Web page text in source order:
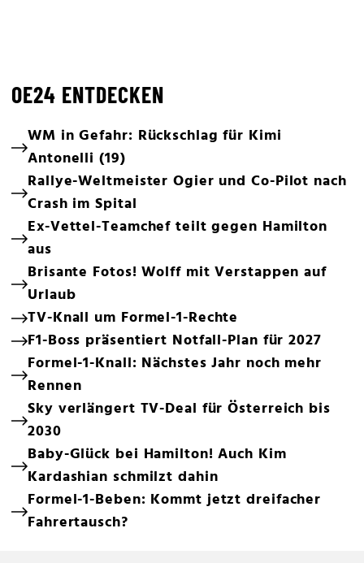
OE24 ENTDECKEN
WM in Gefahr: Rückschlag für Kimi
Antonelli (19)
Rallye-Weltmeister Ogier und Co-Pilot nach
Crash im Spital
Ex-Vettel-Teamchef teilt gegen Hamilton
aus
Brisante Fotos! Wolff mit Verstappen auf
Urlaub
TV-Knall um Formel-1-Rechte
F1-Boss präsentiert Notfall-Plan für 2027
Formel-1-Knall: Nächstes Jahr noch mehr
Rennen
Sky verlängert TV-Deal für Österreich bis
2030
Baby-Glück bei Hamilton! Auch Kim
Kardashian schmilzt dahin
Formel-1-Beben: Kommt jetzt dreifacher
Fahrertausch?